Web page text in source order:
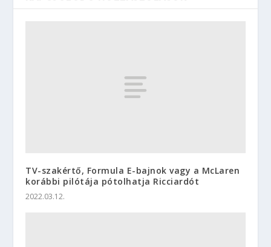
TV-szakértő, Formula E-bajnok vagy a McLaren
korábbi pilótája pótolhatja Ricciardót
2022.03.12.